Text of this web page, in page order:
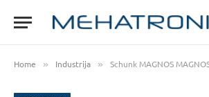
Home » Industrija » Schunk MAGNOS